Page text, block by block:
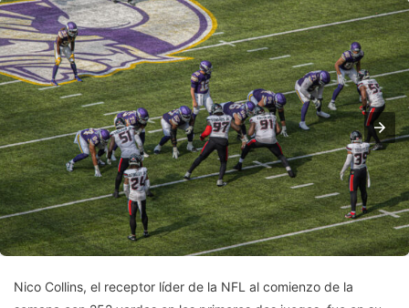
Nico Collins, el receptor líder de la NFL al comienzo de la